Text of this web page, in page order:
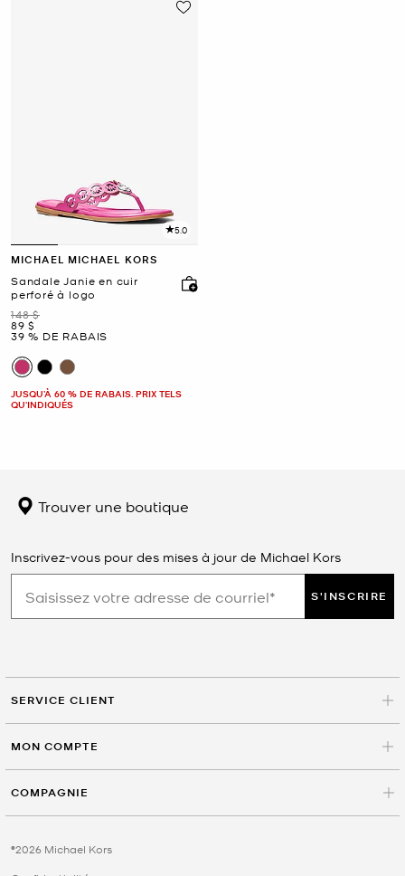
5.0
MICHAEL MICHAEL KORS
Sandale Janie en cuir
perforé à logo
était
148 $
maintenant
89 $
39 % DE RABAIS
JUSQU’À 60 % DE RABAIS. PRIX TELS
QU'INDIQUÉS
Trouver une boutique
Inscrivez-vous pour des mises à jour de Michael Kors
S'INSCRIRE
SERVICE CLIENT
MON COMPTE
COMPAGNIE
©2026 Michael Kors